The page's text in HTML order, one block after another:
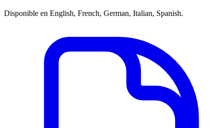
Disponible en English, French, German, Italian, Spanish.